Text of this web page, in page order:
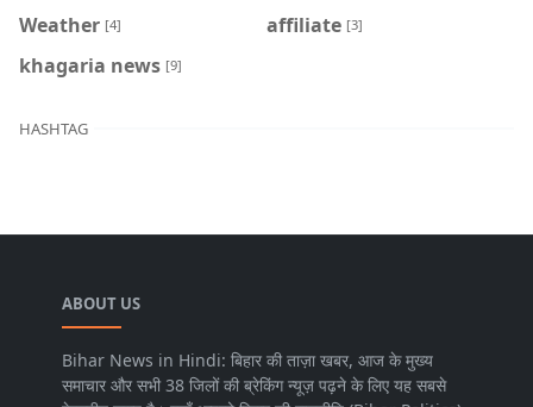
Weather [4] affiliate [3]
khagaria news [9]
HASHTAG
ABOUT US
Bihar News in Hindi: बिहार की ताज़ा खबर, आज के मुख्य
समाचार और सभी 38 जिलों की ब्रेकिंग न्यूज़ पढ़ने के लिए यह सबसे